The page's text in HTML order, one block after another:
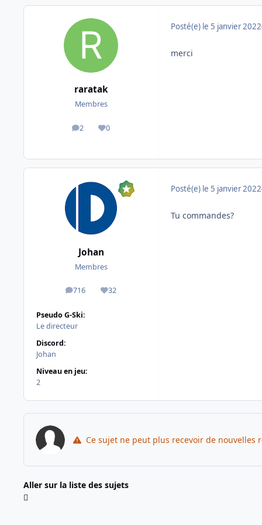
raratak
Membres
2
messages
0
Réputation
Posté(e) le 5 janvier 2022
merci
Johan
Membres
716
messages32
Réputation
Pseudo G-Ski:
Le directeur
Discord:
Johan
Niveau en jeu:
2
Posté(e) le 5 janvier 2022
Tu commandes?
Ce sujet ne peut plus recevoir de nouvelles
Aller sur la liste des sujets